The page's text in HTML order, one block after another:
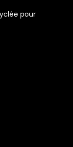
pour